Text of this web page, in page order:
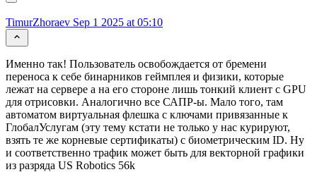
TimurZhoraev Sep 1 2025 at 05:10
Именно так! Пользователь освобождается от бремени
переноса к себе бинарников геймплея и физики, которые
лежат на сервере а на его стороне лишь тонкий клиент с GPU
для отрисовки. Аналогично все САПР-ы. Мало того, там
автоматом виртуальная флешка с ключами привязанные к
ГлобалУслугам (эту тему кстати не только у нас курируют,
взять те же корневые сертификаты) с биометрическим ID. Ну
и соответственно трафик может быть для векторной графики
из разряда US Robotics 56k